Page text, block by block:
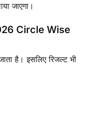
जाएगा।
Circle Wise
है। इसलिए रिजल्ट भी